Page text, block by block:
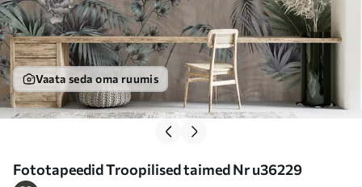
Vaata seda oma ruumis
Fototapeedid Troopilised taimed Nr u36229